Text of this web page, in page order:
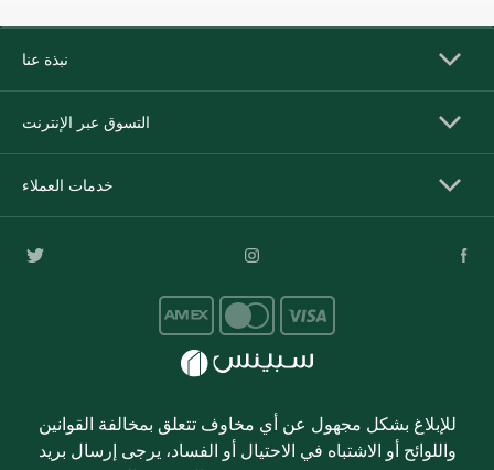
نبذة عنا
التسوق عبر الإنترنت
خدمات العملاء
للإبلاغ بشكل مجهول عن أي مخاوف تتعلق بمخالفة القوانين
واللوائح أو الاشتباه في الاحتيال أو الفساد، يرجى إرسال بريد